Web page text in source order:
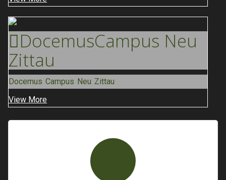
DocemusCampus Neu
Zittau
Docemus Campus Neu Zittau
View More